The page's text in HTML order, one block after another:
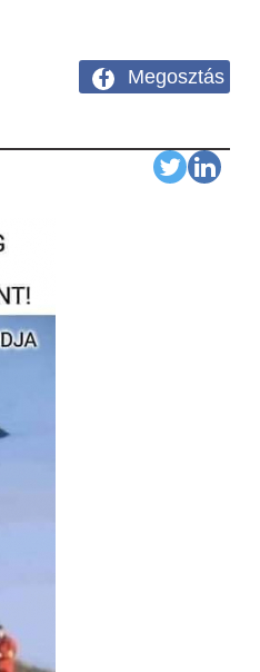
Megosztás